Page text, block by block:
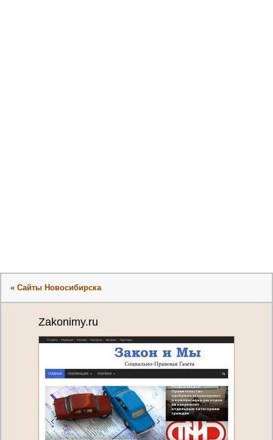
« Сайты Новосибирска
Zakonimy.ru